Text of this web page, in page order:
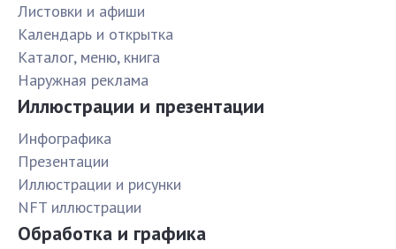
Листовки и афиши
Календарь и открытка
Каталог, меню, книга
Наружная реклама
Иллюстрации и презентации
Инфографика
Презентации
Иллюстрации и рисунки
NFT иллюстрации
Обработка и графика